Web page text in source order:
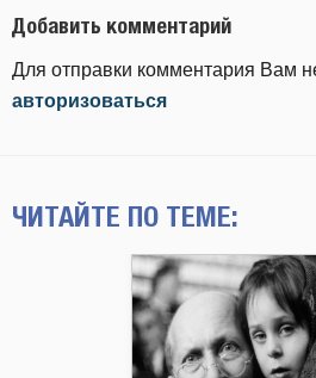
Добавить комментарий
Для отправки комментария Вам
авторизоваться
ЧИТАЙТЕ ПО ТЕМЕ: